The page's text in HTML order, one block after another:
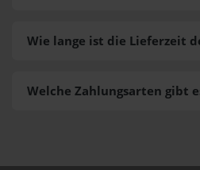
Welche Zahlungsarten gibt
Wie lange ist die Lieferzeit